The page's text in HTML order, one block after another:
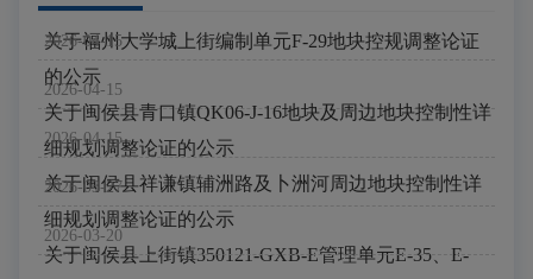
2026-04-15
关于福州大学城上街编制单元F-29地块控规调整论证
的公示
2026-04-15
关于闽侯县青口镇QK06-J-16地块及周边地块控制性详
细规划调整论证的公示
2026-04-15
关于闽侯县祥谦镇辅洲路及卜洲河周边地块控制性详
细规划调整论证的公示
2026-03-27
关于闽侯县上街镇350121-GXB-E管理单元E-35、E-
2026-03-20